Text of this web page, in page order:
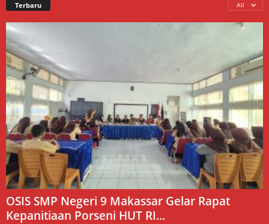
Terbaru All
OSIS SMP Negeri 9 Makassar Gelar Rapat
Kepanitiaan Porseni HUT RI...